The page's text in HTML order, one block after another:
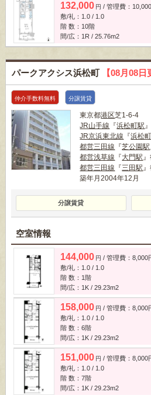
132,000 円 / 管理費：
敷/礼：1.0 / 1.0
階 数：10階
間/広：1R / 25.76m2
パークアクシス浜松町 【08月08日
仲介手数料無料 分譲賃貸
東京都港区芝1-6-4
JR山手線 『浜松町駅
JR京浜東北線 『浜松
都営三田線 『芝公園駅
都営浅草線 『大門駅
都営三田線 『三田駅
築年月2004年12月
分譲賃貸
空室情報
144,000 円 / 管理費：8,000
敷/礼：1.0 / 1.0
階 数：1階
間/広：1K / 29.23m2
158,000 円 / 管理費：8,000
敷/礼：1.0 / 1.0
階 数：6階
間/広：1K / 29.23m2
151,000 円 / 管理費：8,000
敷/礼：1.0 / 1.0
階 数：7階
間/広：1K / 29.23m2